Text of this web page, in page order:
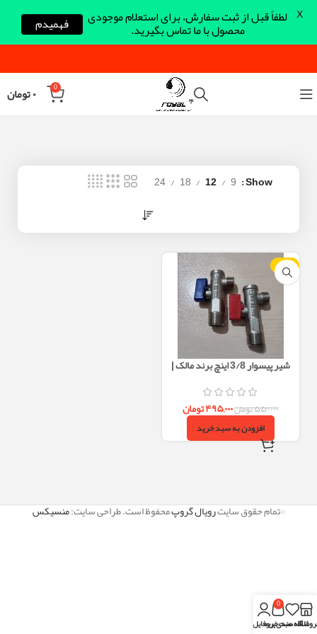
0 ۰تومان
Show
9
12
18
24
-10%
شیر پیسوار 3/8 اینچ برند مالک |
سنگین‌وزن، با فیلتر داخلی و رزوه
بلند
۵۵۰,۰۰۰تومان۴۹۵,۰۰۰تومان
افزودن به سبد خرید
©تمام حقوق سایترویال گروپمحفوظ است. طراحی سایت:منسیکس
لطفاً قبل از ثبت سفارش، برای استعلام موجودی
محصول با ما تماس بگیرید. فهمیدم X
علاقه مندی
0
سبد خریدپروفایل